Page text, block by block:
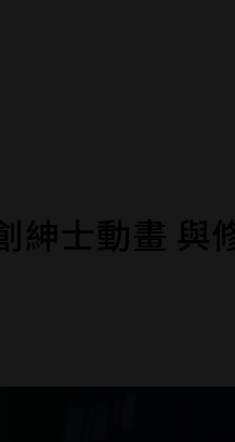
紳士動畫 與